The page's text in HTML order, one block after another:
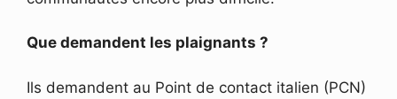
Que demandent les plaignants ?
Ils demandent au Point de contact italien (PCN)